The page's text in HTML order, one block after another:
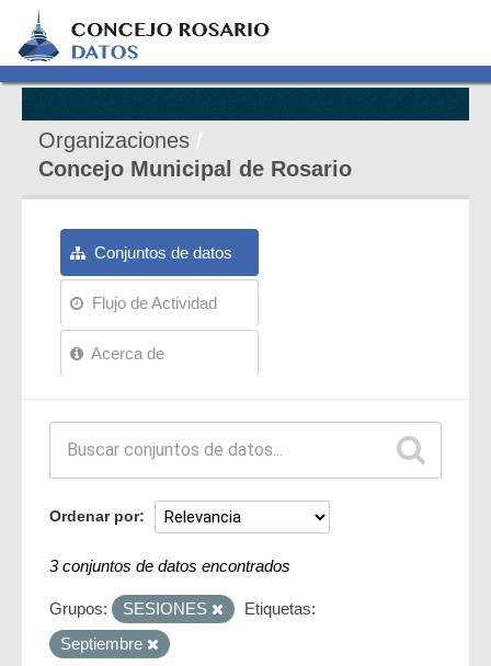
Organizaciones
Concejo Municipal de Rosario
Conjuntos de datos
Flujo de Actividad
Acerca de
Ordenar por
3 conjuntos de datos encontrados
Grupos: SESIONES
Etiquetas:
Septiembre